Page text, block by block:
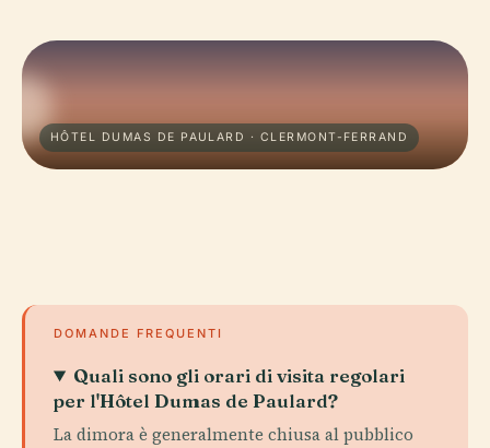
HÔTEL DUMAS DE PAULARD · CLERMONT-FERRAND
DOMANDE FREQUENTI
Quali sono gli orari di visita regolari
per l'Hôtel Dumas de Paulard?
La dimora è generalmente chiusa al pubblico